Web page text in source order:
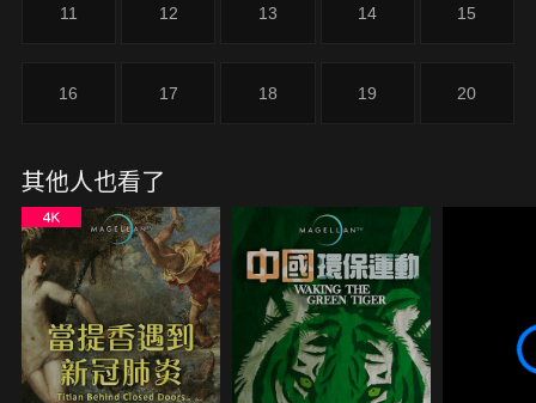
11 12 13 14 15
16 17 18 19 20
其他人也看了